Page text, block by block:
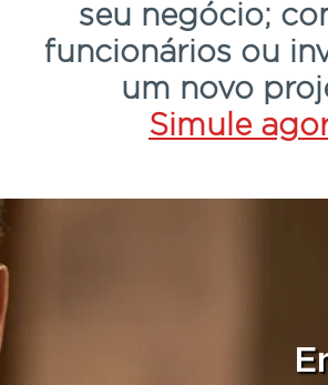
seu negócio;
funcionários ou
um novo
Simule